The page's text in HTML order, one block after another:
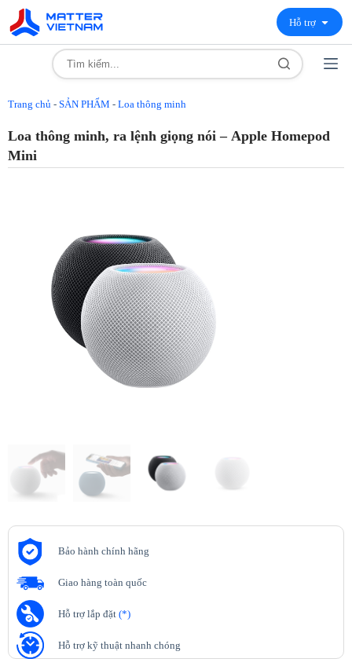
Hỗ trợ
Trang chủ - SẢN PHẨM - Loa thông minh
Loa thông minh, ra lệnh giọng nói – Apple Homepod
Mini
Bảo hành chính hãng
Giao hàng toàn quốc
Hỗ trợ lắp đặt (*)
Hỗ trợ kỹ thuật nhanh chóng